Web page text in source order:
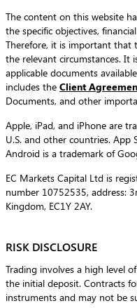
The content on this website
the specific objectives,
Therefore, it is important that
the relevant circumstances. It
applicable documents
includes the Client
Documents, and other
Apple, iPad, and iPhone are
U.S. and other countries. App
Android is a trademark of
EC Markets Capital Ltd is
number 10752535, address:
Kingdom, EC1Y 2AY.
RISK DISCLOSURE
Trading involves a high level
the initial deposit. Contracts
instruments and may not be